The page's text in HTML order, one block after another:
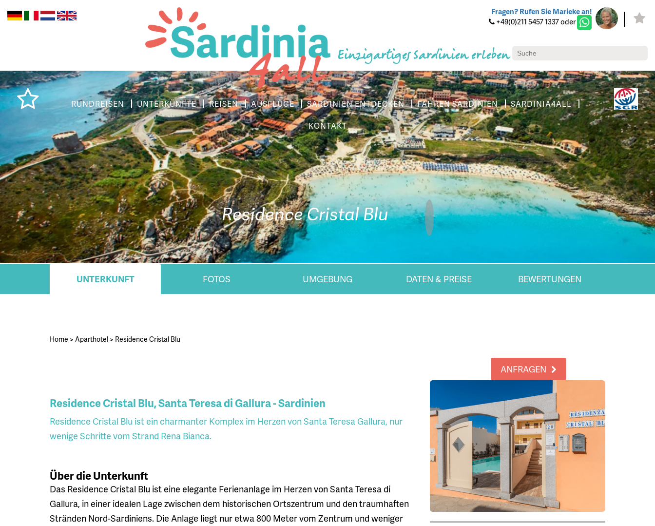
Fragen? Rufen Sie Marieke an!
+49(0)211 5457 1337 oder
Einzigartiges Sardinien erleben
RUNDREISEN UNTERKÜNFTE REISEN AUSFLÜGE SARDINIEN ENTDECKEN FÄHREN SARDINIEN
SARDINIA4ALL
KONTAKT
Residence Cristal Blu
UNTERKUNFT FOTOS UMGEBUNG DATEN & PREISE BEWERTUNGEN
Home > Aparthotel > Residence Cristal Blu
ANFRAGEN
Residence Cristal Blu, Santa Teresa di Gallura - Sardinien
Residence Cristal Blu ist ein charmanter Komplex im Herzen von Santa Teresa Gallura, nur
wenige Schritte vom Strand Rena Bianca.
Über die Unterkunft
Das Residence Cristal Blu ist eine elegante Ferienanlage im Herzen von Santa Teresa di
Gallura, in einer idealen Lage zwischen dem historischen Ortszentrum und den traumhaften
Stränden Nord-Sardiniens. Die Anlage liegt nur etwa 800 Meter vom Zentrum und weniger